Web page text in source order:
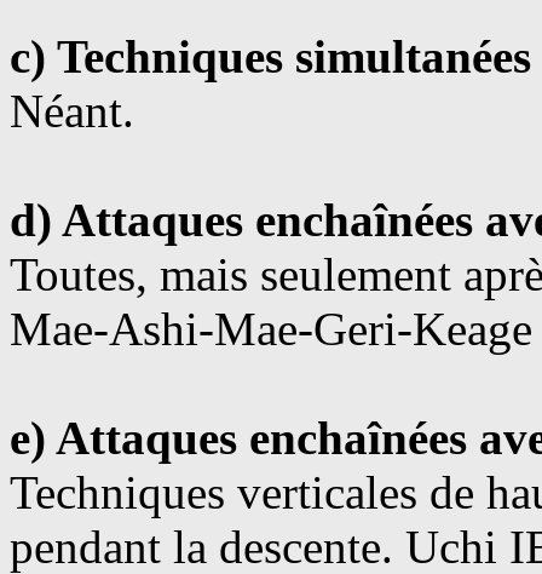
c) Techniques simultanées
Néant.
d) Attaques enchaînées
Toutes, mais seulement
Mae-Ashi-Mae-Geri-
e) Attaques enchaînées
Techniques verticales de
pendant la descente. Uchi